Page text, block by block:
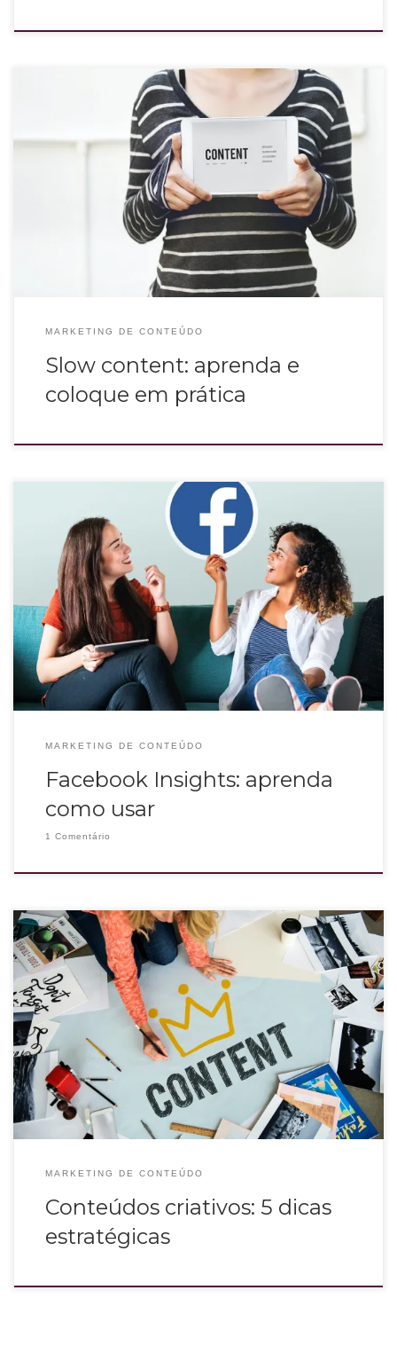
O slow content surgiu como uma forma de tornar os processos de produção
de conteúdo mais “orgânicos”, fluidos e criativos.
MARKETING DE CONTEÚDO
Slow content: aprenda e
coloque em prática
A maioria das empresas tem página no facebook que está atrelada ao
instagram e o Facebook Insights é uma ótima ferramenta que muitos deixam
de aproveitar.
MARKETING DE CONTEÚDO
Facebook Insights: aprenda
como usar
1 Comentário
A estratégia de conteúdos criativos se baseia no hábito de elaborar as ideias
em um papel, construir argumentos inéditos e criar uma breve história
adequada ao contexto da pauta para simplificar o processo da escrita.
MARKETING DE CONTEÚDO
Conteúdos criativos: 5 dicas
estratégicas